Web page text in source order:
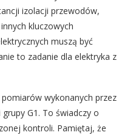
izolacji przewodów,
kluczowych
muszą być
to zadanie dla elektryka z
wykonanych przez
G1. To świadczy o
kontroli. Pamiętaj, że